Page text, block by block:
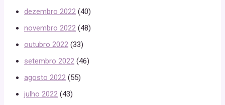
dezembro 2022 (40)
novembro 2022 (48)
outubro 2022 (33)
setembro 2022 (46)
agosto 2022 (55)
julho 2022 (43)